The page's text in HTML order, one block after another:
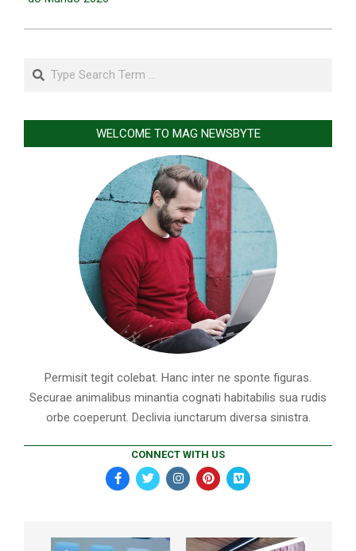
Search
WELCOME TO MAG NEWSBYTE
Permisit tegit colebat. Hanc inter ne sponte figuras.
Securae animalibus minantia cognati habitabilis sua rudis
orbe coeperunt. Declivia iunctarum diversa sinistra.
CONNECT WITH US